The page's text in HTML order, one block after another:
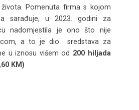
Pomenuta firma s kojom
sarađuje, u 2023. godini za
nadomjestila je ono što nije
a to je dio sredstava za
u iznosu višem od 200 hiljada
KM)